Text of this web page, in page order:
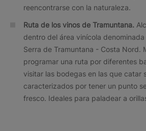
reencontrarse con la naturaleza.
Ruta de los vinos de Tramuntana.
dentro del área vinícola
Serra de Tramuntana - Costa Nord.
programar una ruta por diferentes
visitar las bodegas en las que catar
caracterizados por tener un punto
fresco. Ideales para paladear a